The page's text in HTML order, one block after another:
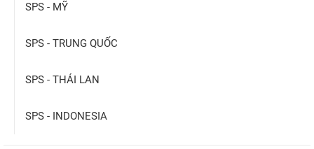
SPS - MỸ
SPS - TRUNG QUỐC
SPS - THÁI LAN
SPS - INDONESIA